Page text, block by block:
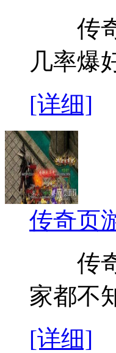
传奇
几率
[详细]
传奇页
传奇
家都不
[详细]